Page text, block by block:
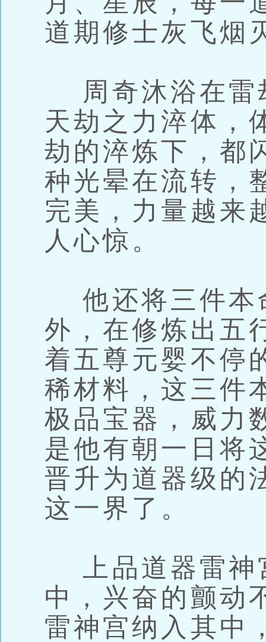
道期修士灰飞烟
周奇沐浴在雷
天劫之力淬体，
劫的淬炼下，都
种光晕在流转，
完美，力量越来
人心惊。
他还将三件本
外，在修炼出五
着五尊元婴不停
稀材料，这三件
极品宝器，威力
是他有朝一日将
晋升为道器级的
这一界了。
上品道器雷神
中，兴奋的颤动
雷神宫纳入其中